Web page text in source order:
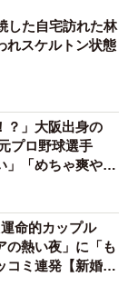
した自宅訪れた林
スケルトン状態
？」大阪出身の
プロ野球選手
」「めちゃ爽や
運命的カップル
の熱い夜」に「も
コミ連発【新婚さ